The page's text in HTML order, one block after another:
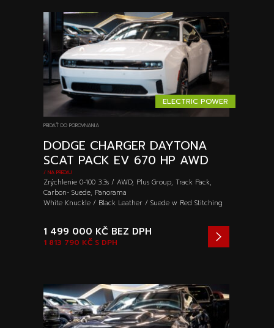
ELECTRIC POWER
PRIDAŤ DO POROVNANIA
DODGE CHARGER DAYTONA
SCAT PACK EV 670 HP AWD
/ NA PREDAJ
Zrýchlenie 0-100 3.3s / AWD, Plus Group, Track Pack,
Carbon- Suede, Panorama
White Knuckle / Black Leather / Suede w Red Stitching
1 813 790 KČ S DPH
1 499 000 KČ BEZ DPH